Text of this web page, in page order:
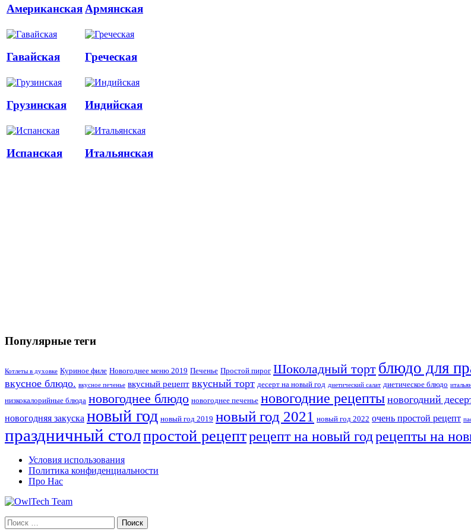
АмериканскаяАрмянская
Гавайская Греческая
Грузинская Индийская
Испанская Итальянская
Популярные теги
Котлеты в духовке Куриное филе Новогоднее меню 2019 Печенье Простой пирог Шоколадный торт блюдо для
вкусное блюдо. вкусное печенье вкусный рецепт вкусный торт десерт на новый год диетический салат диетическое блюдо
низкокалорийные блюда новогоднее блюдо новогоднее печенье новогодние рецепты новогодний
новогодняя закуска новый год новый год 2019 новый год 2021 новый год 2022 очень простой рецепт
праздничный столпростой рецептрецепт на новый годрецепты на
Условия использования
Политика конфиденциальности
Про Нас